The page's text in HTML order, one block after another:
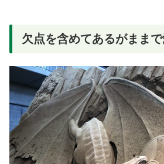
欠点を含めてあるがまま